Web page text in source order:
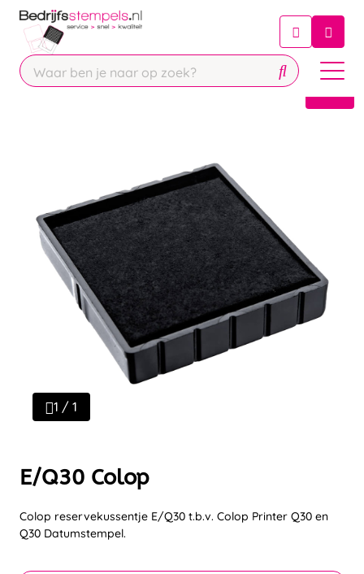
Chatbot
Chat 24/7 met onze chatbot voor
Contact
1 / 1
E/Q30 Colop
Colop reservekussentje E/Q30 t.b.v. Colop Printer Q30 en
Q30 Datumstempel.